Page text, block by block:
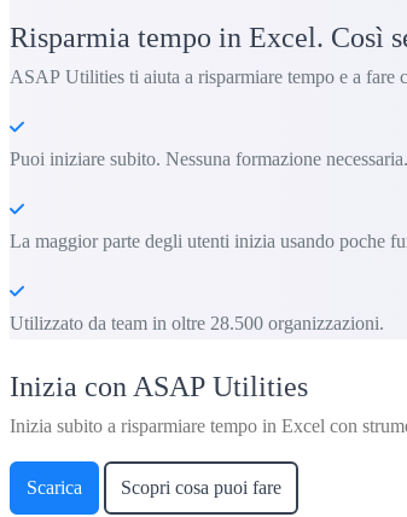
Risparmia tempo in Excel. Così
ASAP Utilities ti aiuta a risparmiare tempo e a fare
Puoi iniziare subito. Nessuna formazione necessaria.
La maggior parte degli utenti inizia usando poche
Utilizzato da team in oltre 28.500 organizzazioni.
Inizia con ASAP Utilities
Inizia subito a risparmiare tempo in Excel con
Scarica Scopri cosa puoi fare